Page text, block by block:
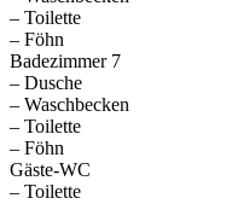
– Toilette
– Föhn
Badezimmer 7
– Dusche
– Waschbecken
– Toilette
– Föhn
Gäste-WC
– Toilette